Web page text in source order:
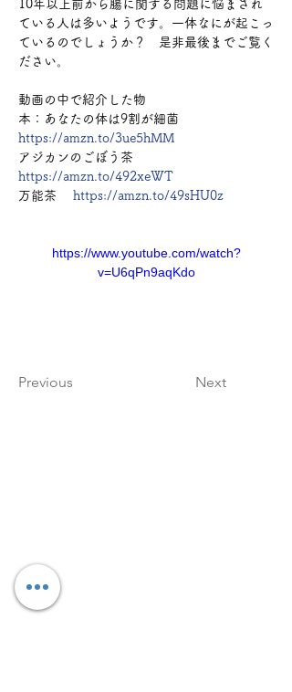
Previous Next
10年以上前から腸に関する問題に悩まされ
ている人は多いようです。一体なにが起こっ
ているのでしょうか？　是非最後までご覧く
ださい。
動画の中で紹介した物
本：あなたの体は9割が細菌
https://amzn.to/3ue5hMM
アジカンのごぼう茶
https://amzn.to/492xeWT
万能茶
https://amzn.to/49sHU0z
https://www.youtube.com/watch?
v=U6qPn9aqKdo